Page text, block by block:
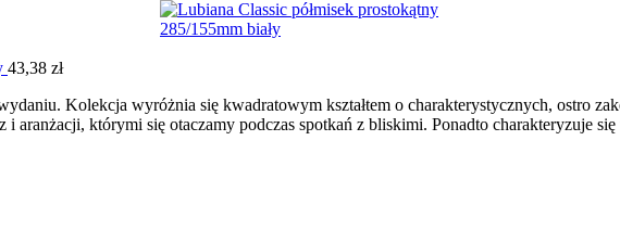
43,38 zł
Kolekcja wyróżnia się kwadratowym kształtem o charakterystycznych, ostro
aranżacji, którymi się otaczamy podczas spotkań z bliskimi. Ponadto charakteryzuje